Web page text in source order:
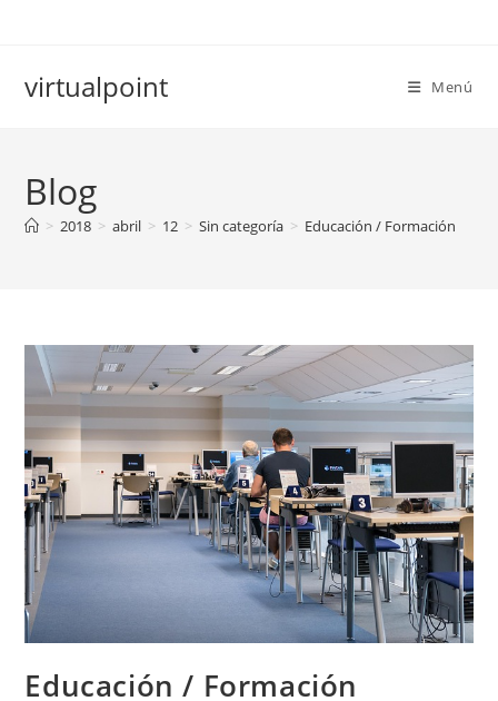
virtualpoint Menú
Blog
> 2018 > abril > 12 > Sin categoría > Educación / Formación
Educación / Formación